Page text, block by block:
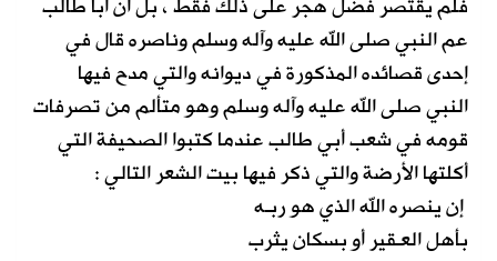
فلم يقتصر فضل هجر على ذلك فقط ، بل أن أبا طالب
عم النبي صلى الله عليه وآله وسلم وناصره قال في
إحدى قصائده المذكورة في ديوانه والتي مدح فيها
النبي صلى الله عليه وآله وسلم وهو متألم من تصرفات
قومه في شعب أبي طالب عندما كتبوا الصحيفة التي
أكلتها الأرضة والتي ذكر فيها بيت الشعر التالي :
إن ينصره الله الذي هو ربـه
بأهل العـقير أو بسكان يثرب